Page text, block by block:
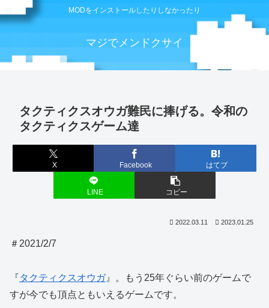
MODをインストールしたりしなかったり
マジでメンドクサイ
タクティクスオウガ難民に捧げる。令和の
タクティクスゲーム達
X Facebook はてブ
LINE コピー
2022.03.11 2023.01.25
＃2021/2/7
『タクティクスオウガ』。もう25年ぐらい前のゲームで
すが今でも頂点ともいえるゲームです。